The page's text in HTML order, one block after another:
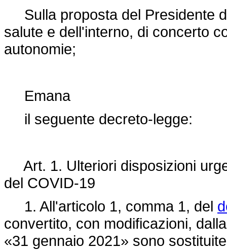
Sulla proposta del Presidente
salute e dell'interno, di concerto
autonomie;
Emana
il seguente decreto-legge:
Art. 1. Ulteriori disposizioni
del COVID-19
1. All'articolo 1, comma 1, del
convertito, con modificazioni,
«31 gennaio 2021» sono